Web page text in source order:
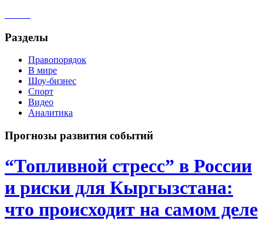
Разделы
Правопорядок
В мире
Шоу-бизнес
Спорт
Видео
Аналитика
Прогнозы развития событий
“Топливной стресс” в России
и риски для Кыргызстана:
что происходит на самом деле